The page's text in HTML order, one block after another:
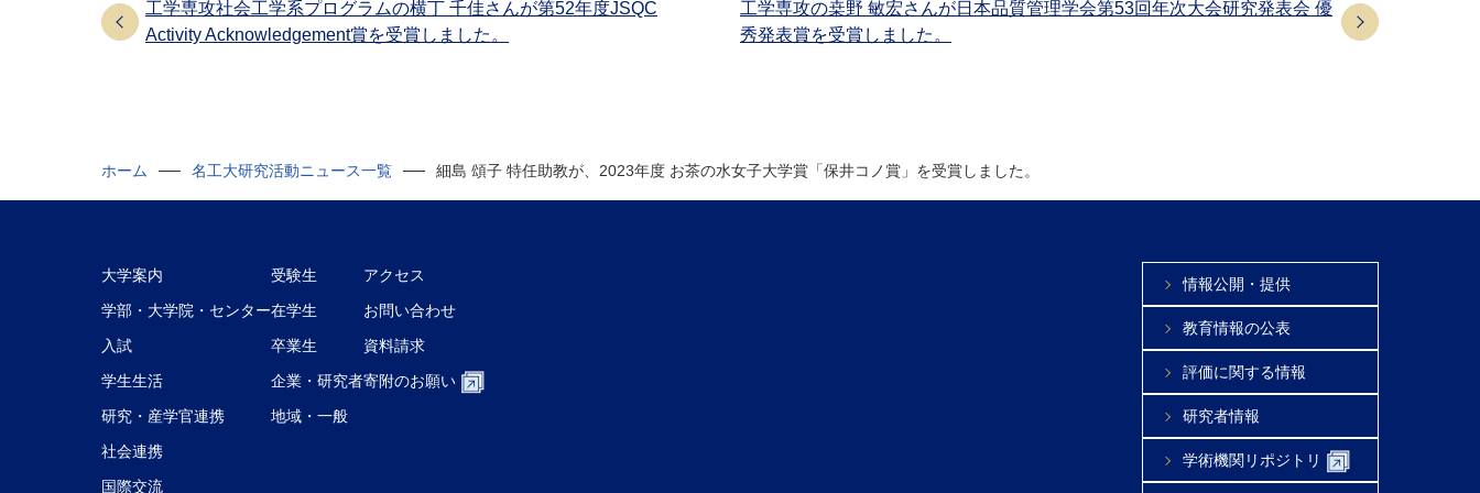
工学専攻社会工学系プログラムの横丁 千佳さんが第52年度JSQC
Activity Acknowledgement賞を受賞しました。
工学専攻の桒野 敏宏さんが日本品質管理学会第53回年次大会研究発表会 優
秀発表賞を受賞しました。
ホーム 名工大研究活動ニュース一覧 細島 頌子 特任助教が、2023年度 お茶の水女子大学賞「保井コノ賞」を受賞しました。
大学案内
学部・大学院・センター
入試
学生生活
研究・産学官連携
社会連携
国際交流
受験生
在学生
卒業生
企業・研究者
地域・一般
アクセス
お問い合わせ
資料請求
寄附のお願い
情報公開・提供
教育情報の公表
評価に関する情報
研究者情報
学術機関リポジトリ